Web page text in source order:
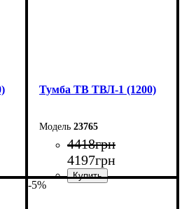
Тумба ТВ ТВЛ-1 (1200)
23765
4418грн
4197грн
-5%